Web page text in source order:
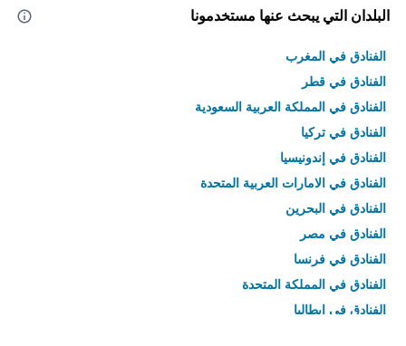
البلدان التي يبحث عنها مستخدمونا
الفنادق في المغرب
الفنادق في قطر
الفنادق في المملكة العربية السعودية
الفنادق في تركيا
الفنادق في إندونيسيا
الفنادق في الامارات العربية المتحدة
الفنادق في البحرين
الفنادق في مصر
الفنادق في فرنسا
الفنادق في المملكة المتحدة
الفنادق في إيطاليا